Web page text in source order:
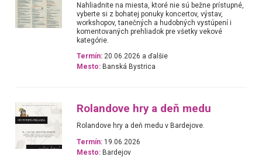
Nahliadnite na miesta, ktoré nie sú bežne prístupné,
vyberte si z bohatej ponuky koncertov, výstav,
workshopov, tanečných a hudobných vystúpení i
komentovaných prehliadok pre všetky vekové
kategórie.
Termín: 20.06.2026 a ďalšie
Mesto: Banská Bystrica
Rolandove hry a deň medu
Rolandove hry a deň medu v Bardejove.
Termín: 19.06.2026
Mesto: Bardejov